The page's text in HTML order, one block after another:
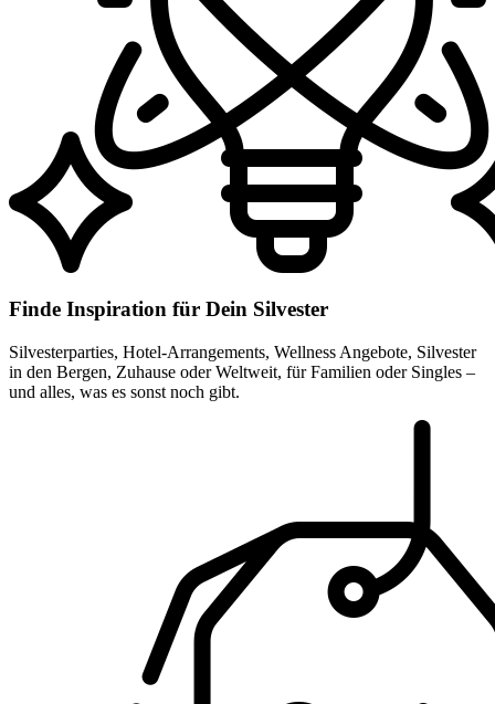
Finde Inspiration für Dein Silvester
Silvesterparties, Hotel-Arrangements, Wellness Angebote, Silvester
in den Bergen, Zuhause oder Weltweit, für Familien oder Singles –
und alles, was es sonst noch gibt.